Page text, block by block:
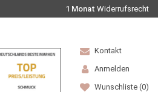
1 Monat Widerrufsrecht
Kontakt
Anmelden
Wunschliste (0)